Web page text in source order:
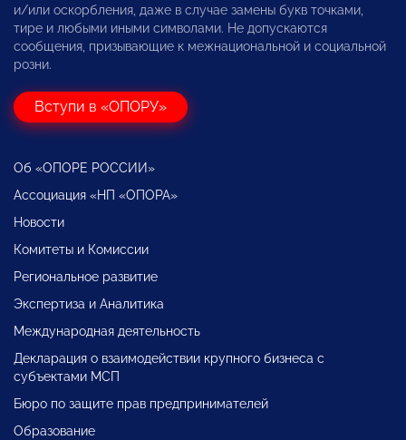
и/или оскорбления, даже в случае замены букв точками,
тире и любыми иными символами. Не допускаются
сообщения, призывающие к межнациональной и социальной
розни.
Вступи в «ОПОРУ»
Об «ОПОРЕ РОССИИ»
Ассоциация «НП «ОПОРА»
Новости
Комитеты и Комиссии
Региональное развитие
Экспертиза и Аналитика
Международная деятельность
Декларация о взаимодействии крупного бизнеса с
субъектами МСП
Бюро по защите прав предпринимателей
Образование